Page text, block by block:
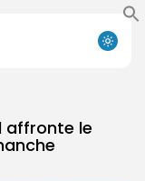
affronte le